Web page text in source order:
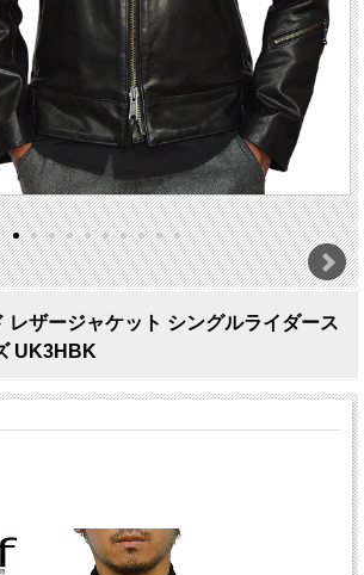
レザージャケット シングルライダース
UK3HBK